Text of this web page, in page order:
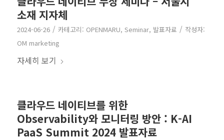
소재 지자체
2024-06-26 / 카테고리: OPENMARU, Seminar, 발표자료 / 작성자:
OM marketing
자세히 보기
클라우드 네이티브를 위한
Observability와 모니터링 방안 : K-AI
PaaS Summit 2024 발표자료